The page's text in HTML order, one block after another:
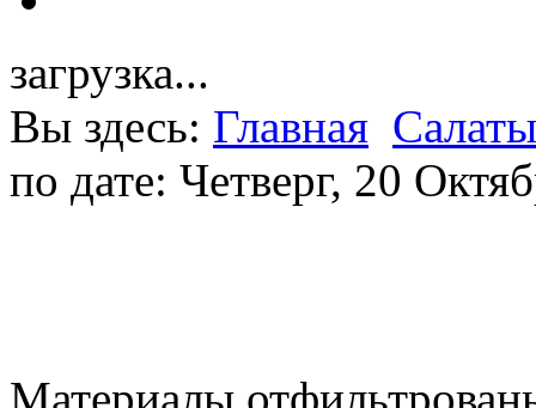
загрузка...
Вы здесь: Главная Салаты
по дате: Четверг, 20